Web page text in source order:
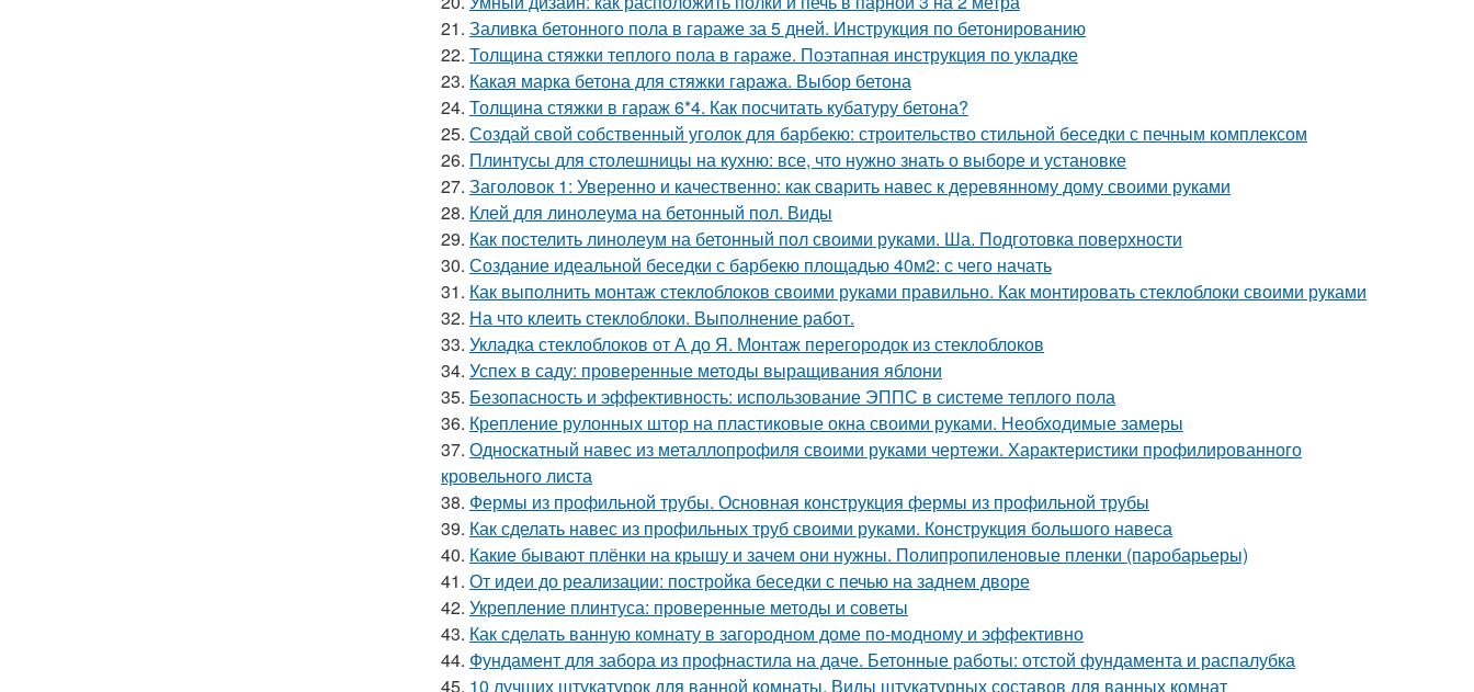
21. Заливка бетонного пола в гараже за 5 дней. Инструкция по бетонированию
22. Толщина стяжки теплого пола в гараже. Поэтапная инструкция по укладке
23. Какая марка бетона для стяжки гаража. Выбор бетона
24. Толщина стяжки в гараж 6*4. Как посчитать кубатуру бетона?
25. Создай свой собственный уголок для барбекю: строительство стильной беседки с печным комплексом
26. Плинтусы для столешницы на кухню: все, что нужно знать о выборе и установке
27. Заголовок 1: Уверенно и качественно: как сварить навес к деревянному дому своими руками
28. Клей для линолеума на бетонный пол. Виды
29. Как постелить линолеум на бетонный пол своими руками. Ша. Подготовка поверхности
30. Создание идеальной беседки с барбекю площадью 40м2: с чего начать
31. Как выполнить монтаж стеклоблоков своими руками правильно. Как монтировать стеклоблоки своими руками
32. На что клеить стеклоблоки. Выполнение работ.
33. Укладка стеклоблоков от А до Я. Монтаж перегородок из стеклоблоков
34. Успех в саду: проверенные методы выращивания яблони
35. Безопасность и эффективность: использование ЭППС в системе теплого пола
36. Крепление рулонных штор на пластиковые окна своими руками. Необходимые замеры
37. Односкатный навес из металлопрофиля своими руками чертежи. Характеристики профилированного
кровельного листа
38. Фермы из профильной трубы. Основная конструкция фермы из профильной трубы
39. Как сделать навес из профильных труб своими руками. Конструкция большого навеса
40. Какие бывают плёнки на крышу и зачем они нужны. Полипропиленовые пленки (паробарьеры)
41. От идеи до реализации: постройка беседки с печью на заднем дворе
42. Укрепление плинтуса: проверенные методы и советы
43. Как сделать ванную комнату в загородном доме по-модному и эффективно
44. Фундамент для забора из профнастила на даче. Бетонные работы: отстой фундамента и распалубка
45. 10 лучших штукатурок для ванной комнаты. Виды штукатурных составов для ванных комнат